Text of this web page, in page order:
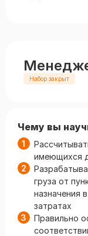
Набор закрыт
Чему вы
имеющихся
груза от
назначения
затратах
Правильно